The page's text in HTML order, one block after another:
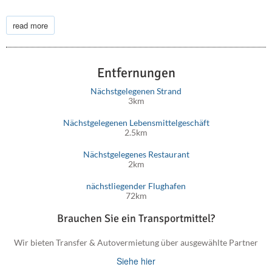
internationalen Flughäfen Heraklion (ca. 80 km entfernt) und
Chania (ca. 70 km). Dies macht das Resort zur idealen Wahl für
alle, die einen rundum gelungenen Kreta-Urlaub erleben
read more
Entfernungen
Nächstgelegenen Strand
3km
Nächstgelegenen Lebensmittelgeschäft
2.5km
Nächstgelegenes Restaurant
2km
nächstliegender Flughafen
72km
Brauchen Sie ein Transportmittel?
Wir bieten Transfer & Autovermietung über ausgewählte Partner
Siehe hier